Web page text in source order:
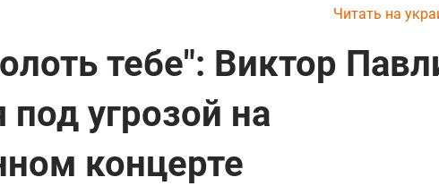
Читать на
тебе": Виктор
под угрозой на
концерте